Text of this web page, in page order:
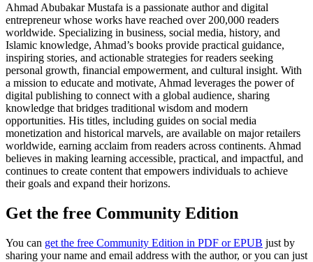
Ahmad Abubakar Mustafa is a passionate author and digital
entrepreneur whose works have reached over 200,000 readers
worldwide. Specializing in business, social media, history, and
Islamic knowledge, Ahmad’s books provide practical guidance,
inspiring stories, and actionable strategies for readers seeking
personal growth, financial empowerment, and cultural insight. With
a mission to educate and motivate, Ahmad leverages the power of
digital publishing to connect with a global audience, sharing
knowledge that bridges traditional wisdom and modern
opportunities. His titles, including guides on social media
monetization and historical marvels, are available on major retailers
worldwide, earning acclaim from readers across continents. Ahmad
believes in making learning accessible, practical, and impactful, and
continues to create content that empowers individuals to achieve
their goals and expand their horizons.
Get the free Community Edition
You can get the free Community Edition in PDF or EPUB just by
sharing your name and email address with the author, or you can just